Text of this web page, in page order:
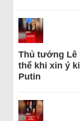
Thủ tướng Lê
thể khi xin ý
Putin